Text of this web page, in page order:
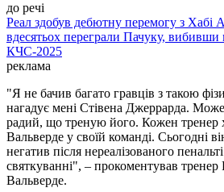
до речі
Реал здобув дебютну перемогу з Хабі
вдесятьох переграли Пачуку, вибивши
КЧС-2025
реклама
"Я не бачив багато гравців з такою
нагадує мені Стівена Джеррарда.
радий, що треную його. Кожен тренер
Вальверде у своїй команді. Сьогодні
негатив після нереалізованого
святкуванні", – прокоментував
Вальверде.